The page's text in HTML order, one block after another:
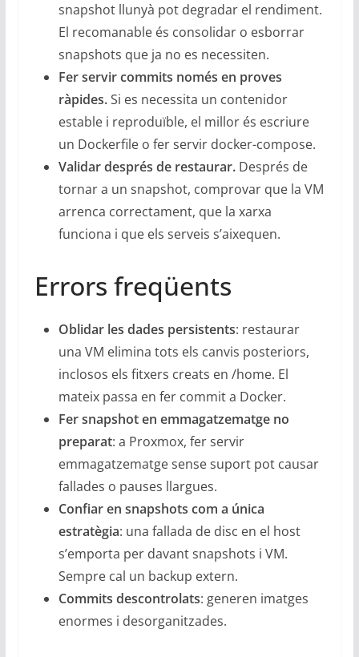
snapshot llunyà pot degradar el rendiment.
El recomanable és consolidar o esborrar
snapshots que ja no es necessiten.
Fer servir commits només en proves
ràpides.Si es necessita un contenidor
estable i reproduïble, el millor és escriure
un Dockerfile o fer servir docker-compose.
Validar després de restaurar. Després de
tornar a un snapshot, comprovar que la VM
arrenca correctament, que la xarxa
funciona i que els serveis s’aixequen.
Errors freqüents
Oblidar les dades persistents: restaurar
una VM elimina tots els canvis posteriors,
inclosos els fitxers creats en /home. El
mateix passa en fer commit a Docker.
Fer snapshot en emmagatzematge no
preparat: a Proxmox, fer servir
emmagatzematge sense suport pot causar
fallades o pauses llargues.
Confiar en snapshots com a única
estratègia: una fallada de disc en el host
s’emporta per davant snapshots i VM.
Sempre cal un backup extern.
Commits descontrolats: generen imatges
enormes i desorganitzades.